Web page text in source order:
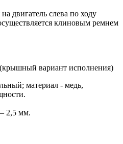
двигатель слева по ходу
клиновым ремнем
вариант исполнения)
материал - медь,
2,5 мм.